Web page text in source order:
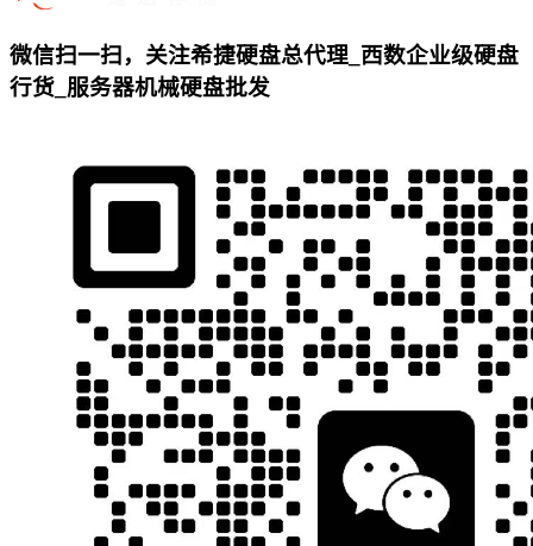
微信扫一扫，关注希捷硬盘总代理_西数企业级硬盘
行货_服务器机械硬盘批发